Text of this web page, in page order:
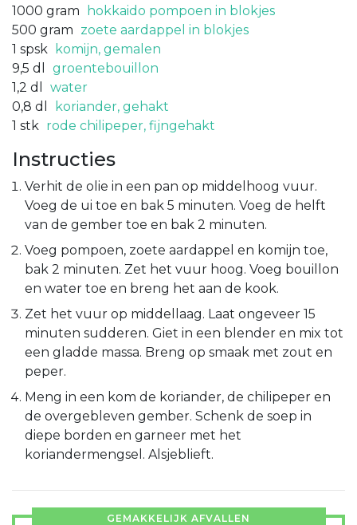
1000 gram
hokkaido pompoen in blokjes
500 gram zoete aardappel in blokjes
1 spsk
komijn, gemalen
9,5 dl
groentebouillon
1,2 dl
water
0,8 dl
koriander, gehakt
1 stk rode chilipeper, fijngehakt
Instructies
Verhit de olie in een pan op middelhoog vuur.
Voeg de ui toe en bak 5 minuten. Voeg de helft
van de gember toe en bak 2 minuten.
Voeg pompoen, zoete aardappel en komijn toe,
bak 2 minuten. Zet het vuur hoog. Voeg bouillon
en water toe en breng het aan de kook.
Zet het vuur op middellaag. Laat ongeveer 15
minuten sudderen. Giet in een blender en mix tot
een gladde massa. Breng op smaak met zout en
peper.
Meng in een kom de koriander, de chilipeper en
de overgebleven gember. Schenk de soep in
diepe borden en garneer met het
koriandermengsel. Alsjeblieft.
GEMAKKELIJK AFVALLEN